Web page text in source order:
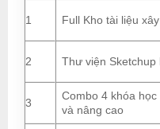
1 Full Kho tài liệu
2 Thư viện Sketchup
3
Combo 4 khóa
và nâng cao